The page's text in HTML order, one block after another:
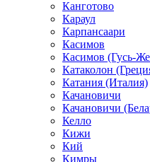
Канготово
Караул
Карпансаари
Касимов
Касимов (Гусь-
Катаколон
Катания (Италия)
Качановичи
Качановичи
Келло
Кижи
Кий
Кимры